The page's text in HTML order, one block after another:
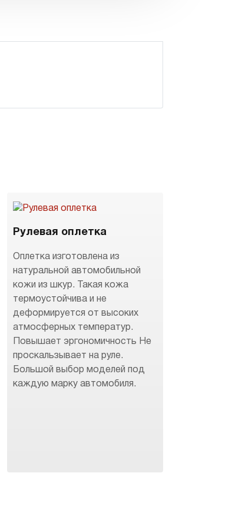
Рулевая оплетка
Оплетка изготовлена из
натуральной автомобильной
кожи из шкур. Такая кожа
термоустойчива и не
деформируется от высоких
атмосферных температур.
Повышает эргономичность Не
проскальзывает на руле.
Большой выбор моделей под
каждую марку автомобиля.